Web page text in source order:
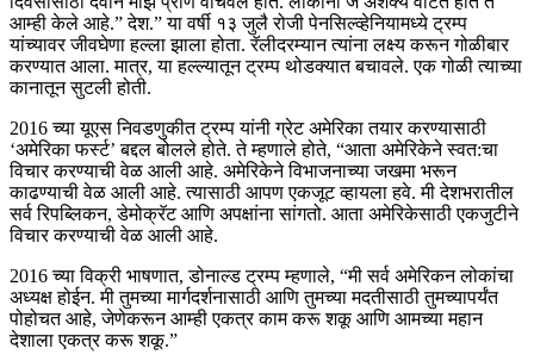
आम्ही केले आहे.” देश.” या वर्षी १३ जुलै रोजी पेनसिल्व्हेनियामध्ये ट्रम्प
यांच्यावर जीवघेणा हल्ला झाला होता. रॅलीदरम्यान त्यांना लक्ष्य करून गोळीबार
करण्यात आला. मात्र, या हल्ल्यातून ट्रम्प थोडक्यात बचावले. एक गोळी त्याच्या
कानातून सुटली होती.
2016 च्या यूएस निवडणुकीत ट्रम्प यांनी ग्रेट अमेरिका तयार करण्यासाठी
‘अमेरिका फर्स्ट’ बद्दल बोलले होते. ते म्हणाले होते, “आता अमेरिकेने स्वत:चा
विचार करण्याची वेळ आली आहे. अमेरिकेने विभाजनाच्या जखमा भरून
काढण्याची वेळ आली आहे. त्यासाठी आपण एकजूट व्हायला हवे. मी देशभरातील
सर्व रिपब्लिकन, डेमोक्रॅट आणि अपक्षांना सांगतो. आता अमेरिकेसाठी एकजुटीने
विचार करण्याची वेळ आली आहे.
2016 च्या विक्री भाषणात, डोनाल्ड ट्रम्प म्हणाले, “मी सर्व अमेरिकन लोकांचा
अध्यक्ष होईन. मी तुमच्या मार्गदर्शनासाठी आणि तुमच्या मदतीसाठी तुमच्यापर्यंत
पोहोचत आहे, जेणेकरून आम्ही एकत्र काम करू शकू आणि आमच्या महान
देशाला एकत्र करू शकू.”